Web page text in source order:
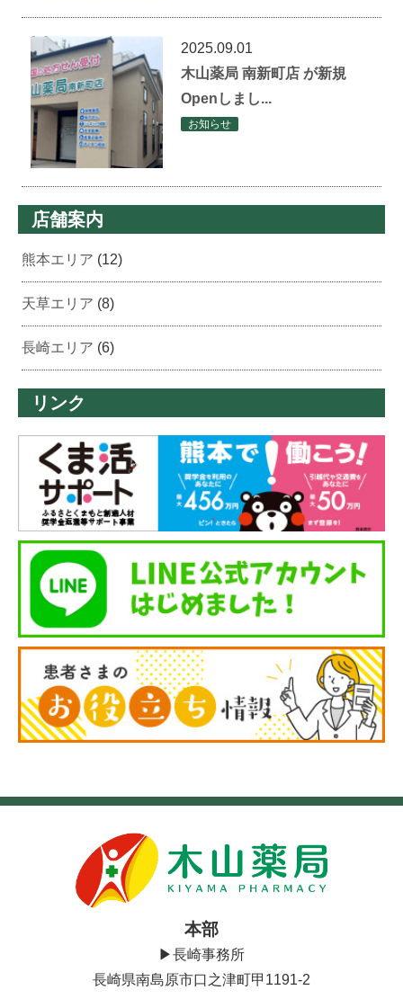
2025.09.01
木山薬局 南新町店 が新規
Openしまし...
お知らせ
店舗案内
熊本エリア (12)
天草エリア (8)
長崎エリア (6)
リンク
本部
▶長崎事務所
長崎県南島原市口之津町甲1191-2